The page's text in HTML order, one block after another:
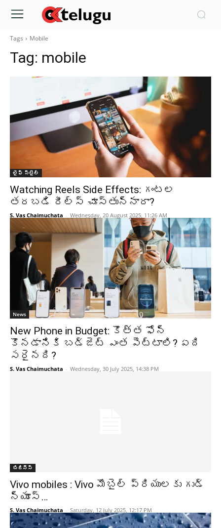
Tags Mobile
Tag: mobile
లైఫ్ స్టైల్
Watching Reels Side Effects: గంటల
తరబడి రీల్స్ చూస్తున్నారా?
S. Vas Chaimuchata - Wednesday, 20 August 2025, 11:26 AM
News
New Phone in Budget: కొత్త ఫోన్
కొనడానికి బడ్జెట్ ఎంత పెట్టాలి? ఏది
సరైనది?
S. Vas Chaimuchata - Wednesday, 30 July 2025, 14:38 PM
బిజినెస్
Vivo mobiles : Vivo మొబైల్ ప్రియులకు గుడ్
న్యూస్…
S. Vas Chaimuchata - Saturday, 12 July 2025, 12:17 PM